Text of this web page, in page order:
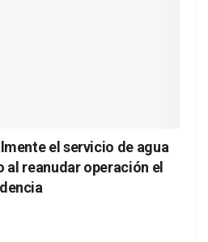
el servicio de agua
al reanudar operación el